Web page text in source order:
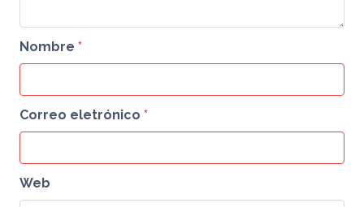
Nombre *
Correo eletrónico *
Web